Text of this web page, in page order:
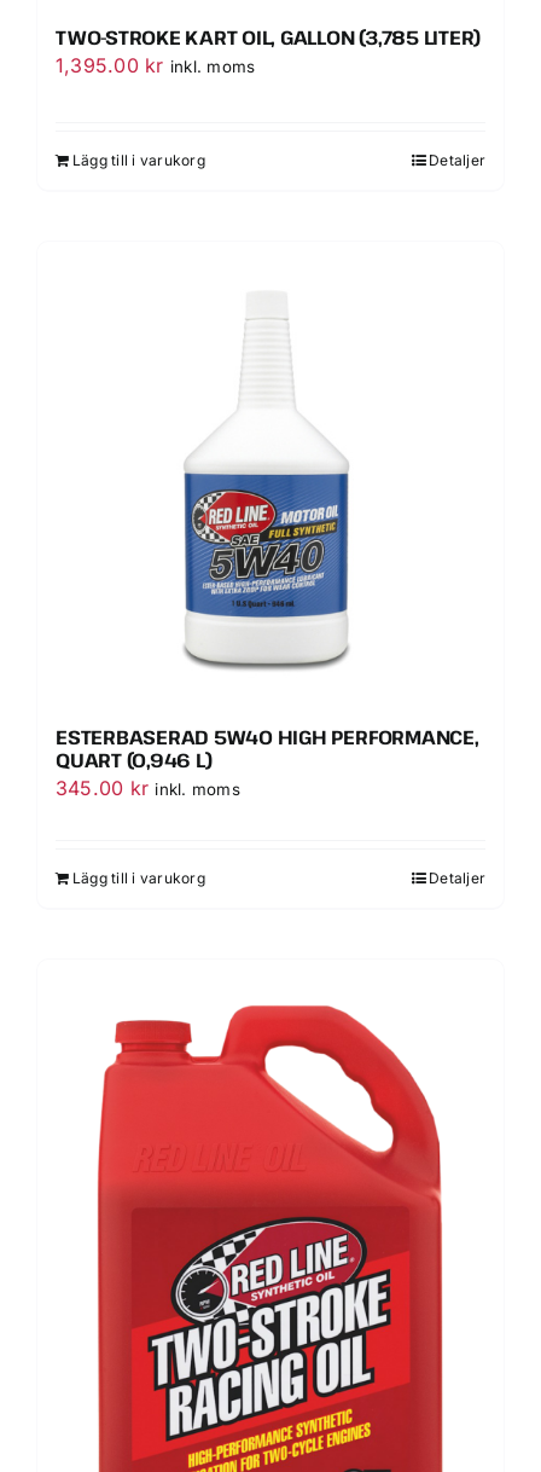
TWO-STROKE KART OIL, GALLON (3,785 LITER)
1,395.00 kr inkl. moms
Lägg till i varukorg Detaljer
ESTERBASERAD 5W40 HIGH PERFORMANCE,
QUART (0,946 L)
345.00 kr inkl. moms
Lägg till i varukorg Detaljer